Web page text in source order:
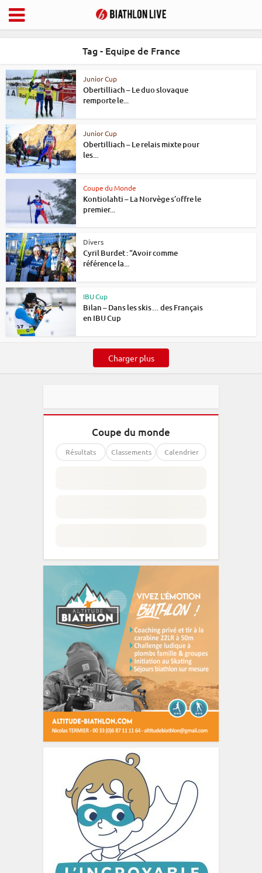
Tag - Equipe de France
Junior Cup
Obertilliach – Le duo slovaque
remporte le...
Junior Cup
Obertilliach – Le relais mixte pour
les...
Coupe du Monde
Kontiolahti – La Norvège s’offre le
premier...
Divers
Cyril Burdet : “Avoir comme
référence la...
IBU Cup
Bilan – Dans les skis… des Français
en IBU Cup
Charger plus
Coupe du monde
Résultats Classements Calendrier